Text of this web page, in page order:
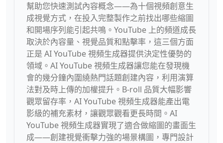
幫助您快速測試內容概念——為十個視頻創意生
成視覺方式，在投入完整製作之前找出哪些縮圖
和開場序列能引起共鳴。YouTube 上的頻道成長
取決於內容量、視覺品質和點擊率，這三個方面
正是 AI YouTube 視頻生成器提供決定性優勢的
領域。AI YouTube 視頻生成器讓您能在發現機
會的幾分鐘內圍繞熱門話題創建內容，利用演算
法對及時上傳的加權提升。B-roll 品質大幅影響
觀眾留存率，AI YouTube 視頻生成器能產出電
影級的補充素材，讓觀眾觀看更長時間。AI
YouTube 視頻生成器實現了適合做縮圖的畫面生
成——創建視覺衝擊力強的場景構圖，專門設計